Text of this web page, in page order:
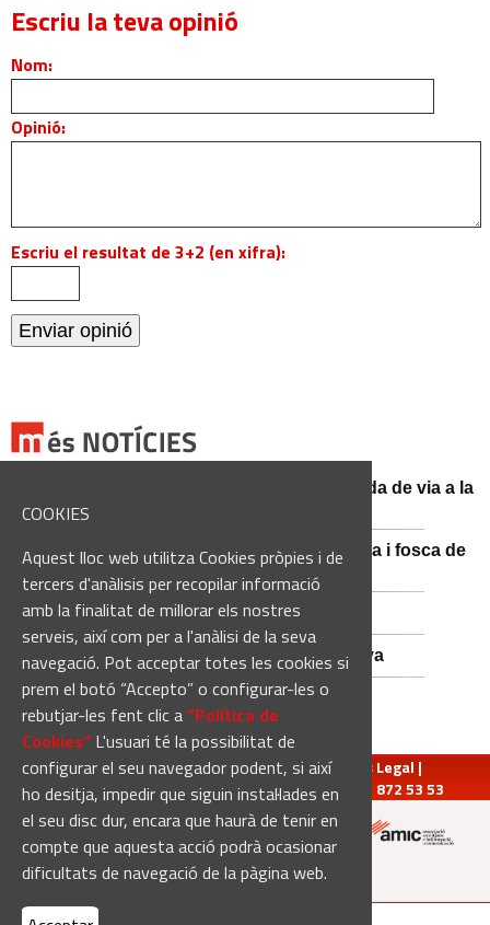
COOKIES
Aquest lloc web utilitza Cookies pròpies i de
tercers d'anàlisis per recopilar informació
amb la finalitat de millorar els nostres
serveis, així com per a l'anàlisi de la seva
navegació. Pot acceptar totes les cookies si
prem el botó “Accepto” o configurar-les o
rebutjar-les fent clic a“Política de
Cookies“ L'usuari té la possibilitat de
configurar el seu navegador podent, si així
ho desitja, impedir que siguin instal·lades en
el seu disc dur, encara que haurà de tenir en
compte que aquesta acció podrà ocasionar
dificultats de navegació de la pàgina web.
Escriu la teva opinió
Nom:
Opinió:
Escriu el resultat de 3+2 (en xifra):
El conductor d'un turisme mor en una sortida de via a la
BV-3008 a Fonollosa
Catalunya es prepara per a la nit més màgica i fosca de
l'estiu, més enllà de l'eclipsi
Empats sense gols a Santa Coloma
Nou Atles de Varietats de Vinya de Catalunya
redaccio@manresadiari.cat|Qui som Avís Legal |
Pompeu Fabra, 7-13, 08240-Manresa | Tel.: 93 872 53 53
Altres mitjans del grup: